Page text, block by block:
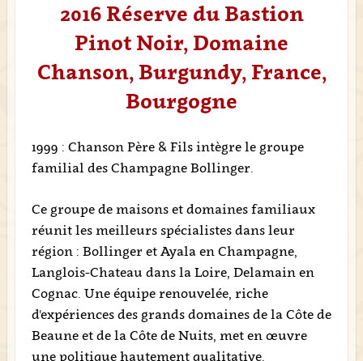
2016 Réserve du Bastion
Pinot Noir, Domaine
Chanson, Burgundy, France,
Bourgogne
1999 : Chanson Père & Fils intègre le groupe
familial des Champagne Bollinger.
Ce groupe de maisons et domaines familiaux
réunit les meilleurs spécialistes dans leur
région : Bollinger et Ayala en Champagne,
Langlois-Chateau dans la Loire, Delamain en
Cognac. Une équipe renouvelée, riche
d'expériences des grands domaines de la Côte de
Beaune et de la Côte de Nuits, met en œuvre
une politique hautement qualitative.